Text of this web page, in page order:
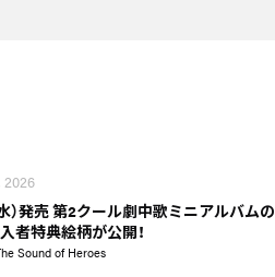
2026
）発売 第2クール劇中歌ミニアルバムの
者特典絵柄が公開！
Sound of Heroes